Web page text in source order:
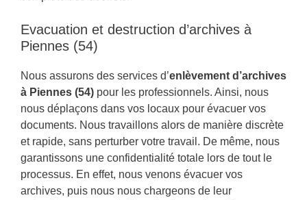
Evacuation et destruction d’archives à
Piennes (54)
Nous assurons des services d’enlèvement d’archives
à Piennes (54) pour les professionnels. Ainsi, nous
nous déplaçons dans vos locaux pour évacuer vos
documents. Nous travaillons alors de manière discrète
et rapide, sans perturber votre travail. De même, nous
garantissons une confidentialité totale lors de tout le
processus. En effet, nous venons évacuer vos
archives, puis nous nous chargeons de leur